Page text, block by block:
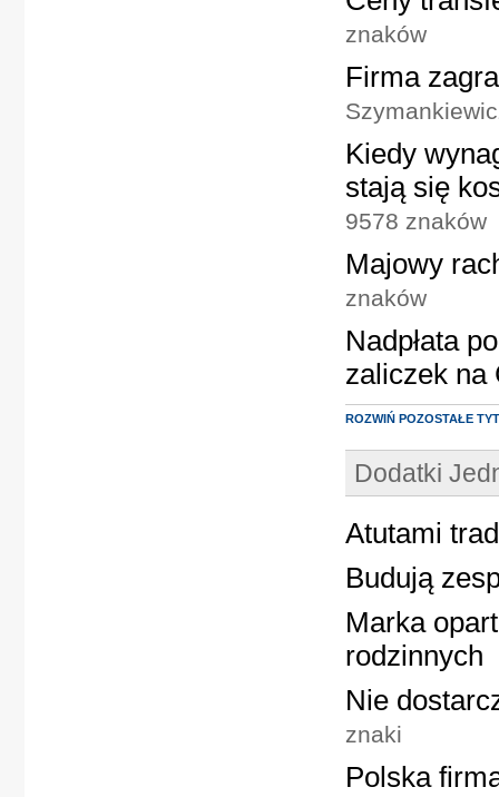
znaków
Firma
Kiedy
stają się
9578 znaków
Majowy
znaków
Nadpłata
zaliczek na
ROZWIŃ POZOSTAŁE
Dodatki
Atutami
Budują
Marka
rodzinnych
Nie
znaki
Polska